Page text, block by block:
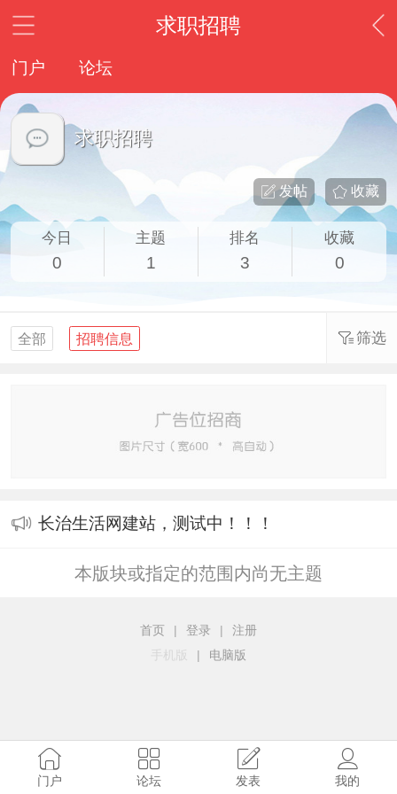
求职招聘
门户 论坛
求职招聘
收藏
发帖
今日
0
主题
1
排名
3
收藏
0
全部 招聘信息 筛选
长治生活网建站，测试中！！！
本版块或指定的范围内尚无主题
首页 | 登录 |
注册
手机版
| 电脑版
门户 论坛 发表 我的